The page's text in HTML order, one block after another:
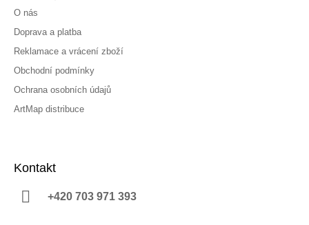
O nás
Doprava a platba
Reklamace a vrácení zboží
Obchodní podmínky
Ochrana osobních údajů
ArtMap distribuce
Kontakt
+420 703 971 393